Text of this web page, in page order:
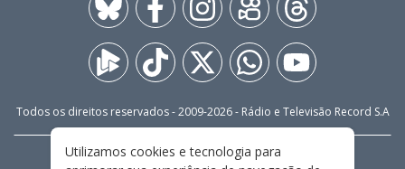
Todos os direitos reservados - 2009-2026- Rádio e Televisão Record S.A
FALE CONOSCO PRIVACIDADE
Utilizamos cookies e tecnologia para